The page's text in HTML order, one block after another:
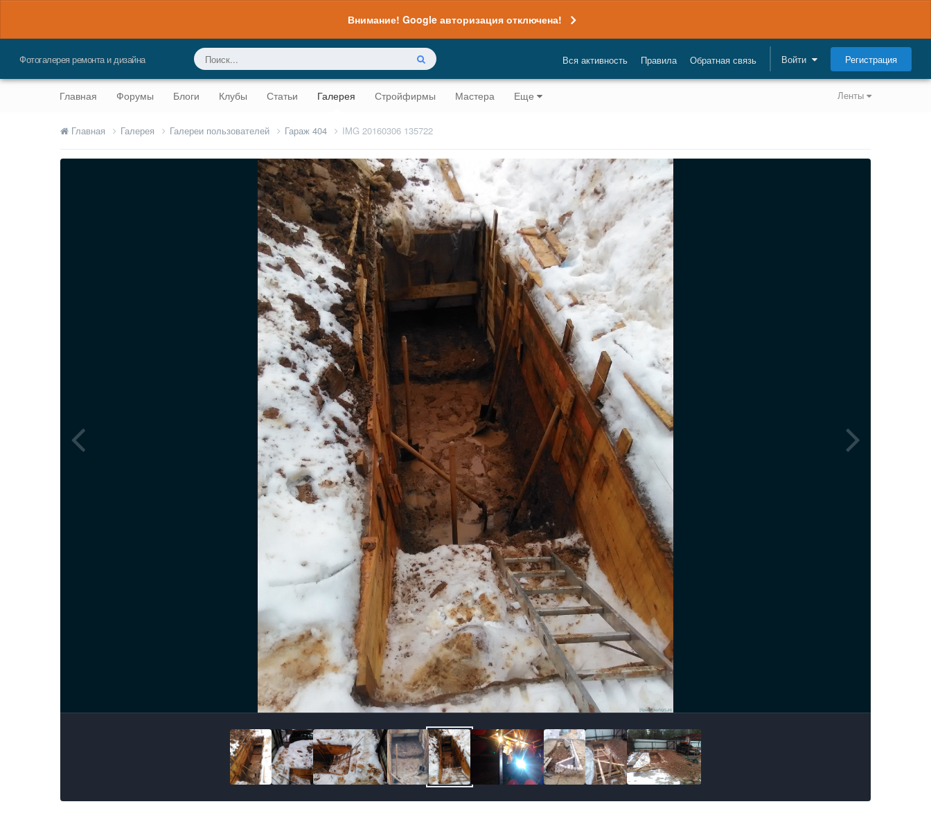
Внимание! Google авторизация отключена!
Фотогалерея ремонта и дизайна Вся активность Правила Обратная связь Войти Регистрация
Ленты
Главная Форумы Блоги Клубы Статьи Галерея Стройфирмы Мастера Еще
Главная Галерея Галереи пользователей Гараж 404 IMG 20160306 135722